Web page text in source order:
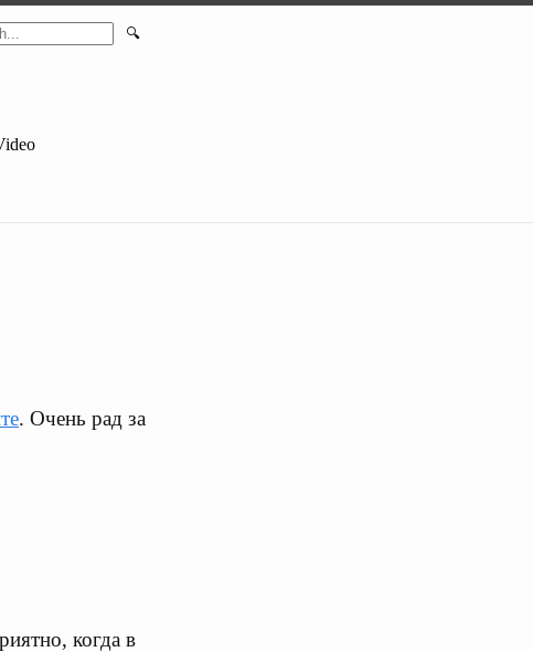
🔍
. Очень рад за
когда в